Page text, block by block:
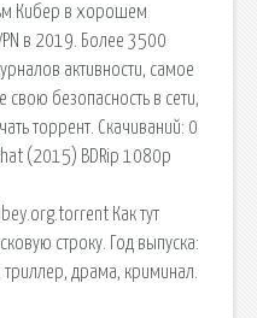
Кибер в хорошем
в 2019. Более 3500
активности, самое
безопасность в сети,
торрент. Скачиваний: 0
(2015) BDRip 1080p
Как тут
строку. Год выпуска:
драма, криминал.